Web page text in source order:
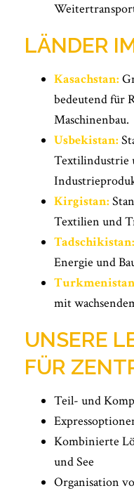
LÄNDER
Kasachstan:
bedeutend für
Maschinenbau.
Usbekistan:
Textilindustrie
Kirgistan:
Textilien und
Tadschikistan:
Energie und
mit
UNSERE
FÜR
Teil- und
Kombinierte
und See
Organisation